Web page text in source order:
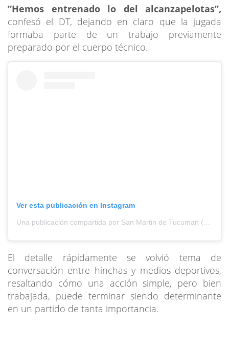
“Hemos entrenado lo del alcanzapelotas”,
confesó el DT, dejando en claro que la jugada
formaba parte de un trabajo previamente
preparado por el cuerpo técnico.
Ver esta publicación en Instagram
Una publicación compartida por San Martin de Tucuman (@casmoficialok)
El detalle rápidamente se volvió tema de
conversación entre hinchas y medios deportivos,
resaltando cómo una acción simple, pero bien
trabajada, puede terminar siendo determinante
en un partido de tanta importancia.